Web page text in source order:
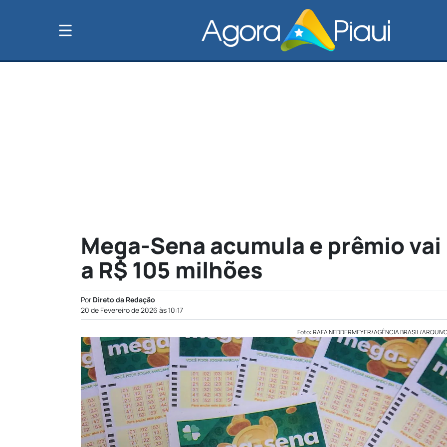
Mega-Sena acumula e prêmio vai
a R$ 105 milhões
Por Direto da Redação
20 de Fevereiro de 2026 às 10:17
Foto: RAFA NEDDERMEYER/AGÊNCIA BRASIL/